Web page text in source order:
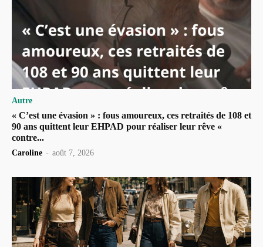
Autre
« C’est une évasion » : fous amoureux, ces retraités de 108 et
90 ans quittent leur EHPAD pour réaliser leur rêve «
contre...
Caroline - août 7, 2026